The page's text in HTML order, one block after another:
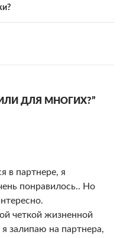
ДЛЯ МНОГИХ?”
в партнере, я
понравилось.. Но
четкой жизненной
залипаю на партнера,